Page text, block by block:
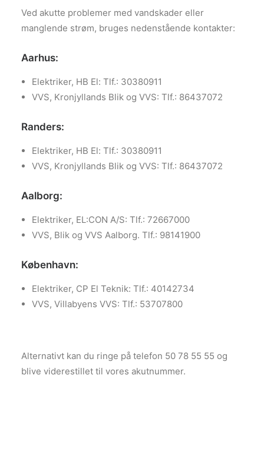
Ved akutte problemer med vandskader eller
manglende strøm, bruges nedenstående kontakter:
Aarhus:
Elektriker, HB El: Tlf.: 30380911
VVS, Kronjyllands Blik og VVS: Tlf.: 86437072
Randers:
Elektriker, HB El: Tlf.: 30380911
VVS, Kronjyllands Blik og VVS: Tlf.: 86437072
Aalborg:
Elektriker, EL:CON A/S: Tlf.: 72667000
VVS, Blik og VVS Aalborg. Tlf.: 98141900
København:
Elektriker, CP El Teknik: Tlf.: 40142734
VVS, Villabyens VVS: Tlf.: 53707800
Alternativt kan du ringe på telefon 50 78 55 55 og
blive viderestillet til vores akutnummer.